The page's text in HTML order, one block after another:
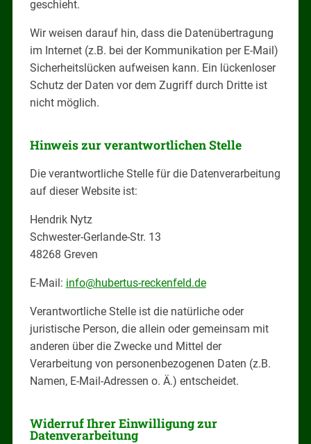
geschieht.
Wir weisen darauf hin, dass die Datenübertragung
im Internet (z.B. bei der Kommunikation per E-Mail)
Sicherheitslücken aufweisen kann. Ein lückenloser
Schutz der Daten vor dem Zugriff durch Dritte ist
nicht möglich.
Hinweis zur verantwortlichen Stelle
Die verantwortliche Stelle für die Datenverarbeitung
auf dieser Website ist:
Hendrik Nytz
Schwester-Gerlande-Str. 13
48268 Greven
E-Mail: info@hubertus-reckenfeld.de
Verantwortliche Stelle ist die natürliche oder
juristische Person, die allein oder gemeinsam mit
anderen über die Zwecke und Mittel der
Verarbeitung von personenbezogenen Daten (z.B.
Namen, E-Mail-Adressen o. Ä.) entscheidet.
Widerruf Ihrer Einwilligung zur
Datenverarbeitung